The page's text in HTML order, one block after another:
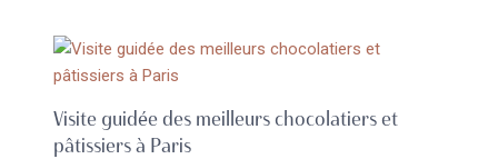
Visite guidée des meilleurs chocolatiers et
pâtissiers à Paris